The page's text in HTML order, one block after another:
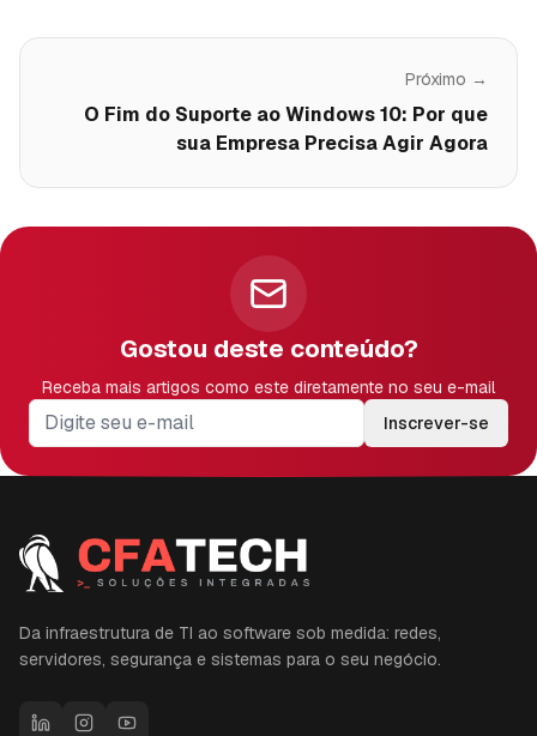
Próximo →
O Fim do Suporte ao Windows 10: Por que
sua Empresa Precisa Agir Agora
Gostou deste conteúdo?
Receba mais artigos como este diretamente no seu e-mail
Inscrever-se
Da infraestrutura de TI ao software sob medida: redes,
servidores, segurança e sistemas para o seu negócio.